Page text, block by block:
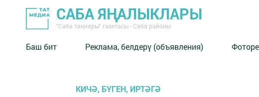
САБА ЯҢАЛЫКЛАРЫ
"Саба таңнары" газетасы - Саба районы
Баш бит Реклама, белдерү (объявления)
КИЧӘ, БҮГЕН, ИРТӘГӘ